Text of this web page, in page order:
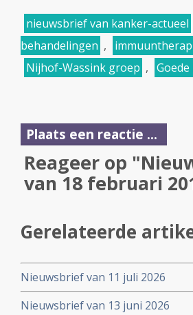
nieuwsbrief van kanker-actueel
behandelingen ,
Nijhof-Wassink groep ,
Plaats een reactie ...
Reageer op
van 18 februari
Gerelateerde
Nieuwsbrief van 11 juli 2026
Nieuwsbrief van 13 juni 2026